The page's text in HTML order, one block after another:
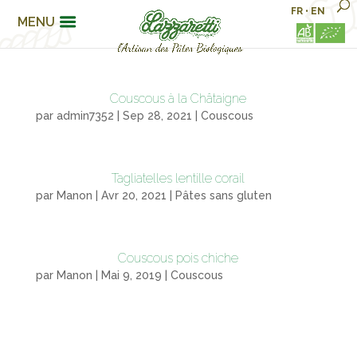
MENU
FR • EN
Couscous à la Châtaigne
par admin7352 Sep 28, 2021 Couscous
Tagliatelles lentille corail
par Manon Avr 20, 2021 Pâtes sans gluten
Couscous pois chiche
par Manon Mai 9, 2019 Couscous